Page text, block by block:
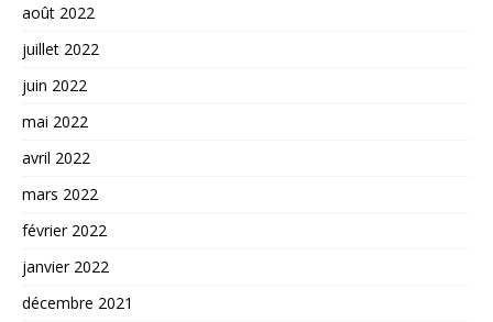
août 2022
juillet 2022
juin 2022
mai 2022
avril 2022
mars 2022
février 2022
janvier 2022
décembre 2021